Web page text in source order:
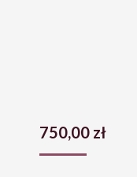
750,00 zł